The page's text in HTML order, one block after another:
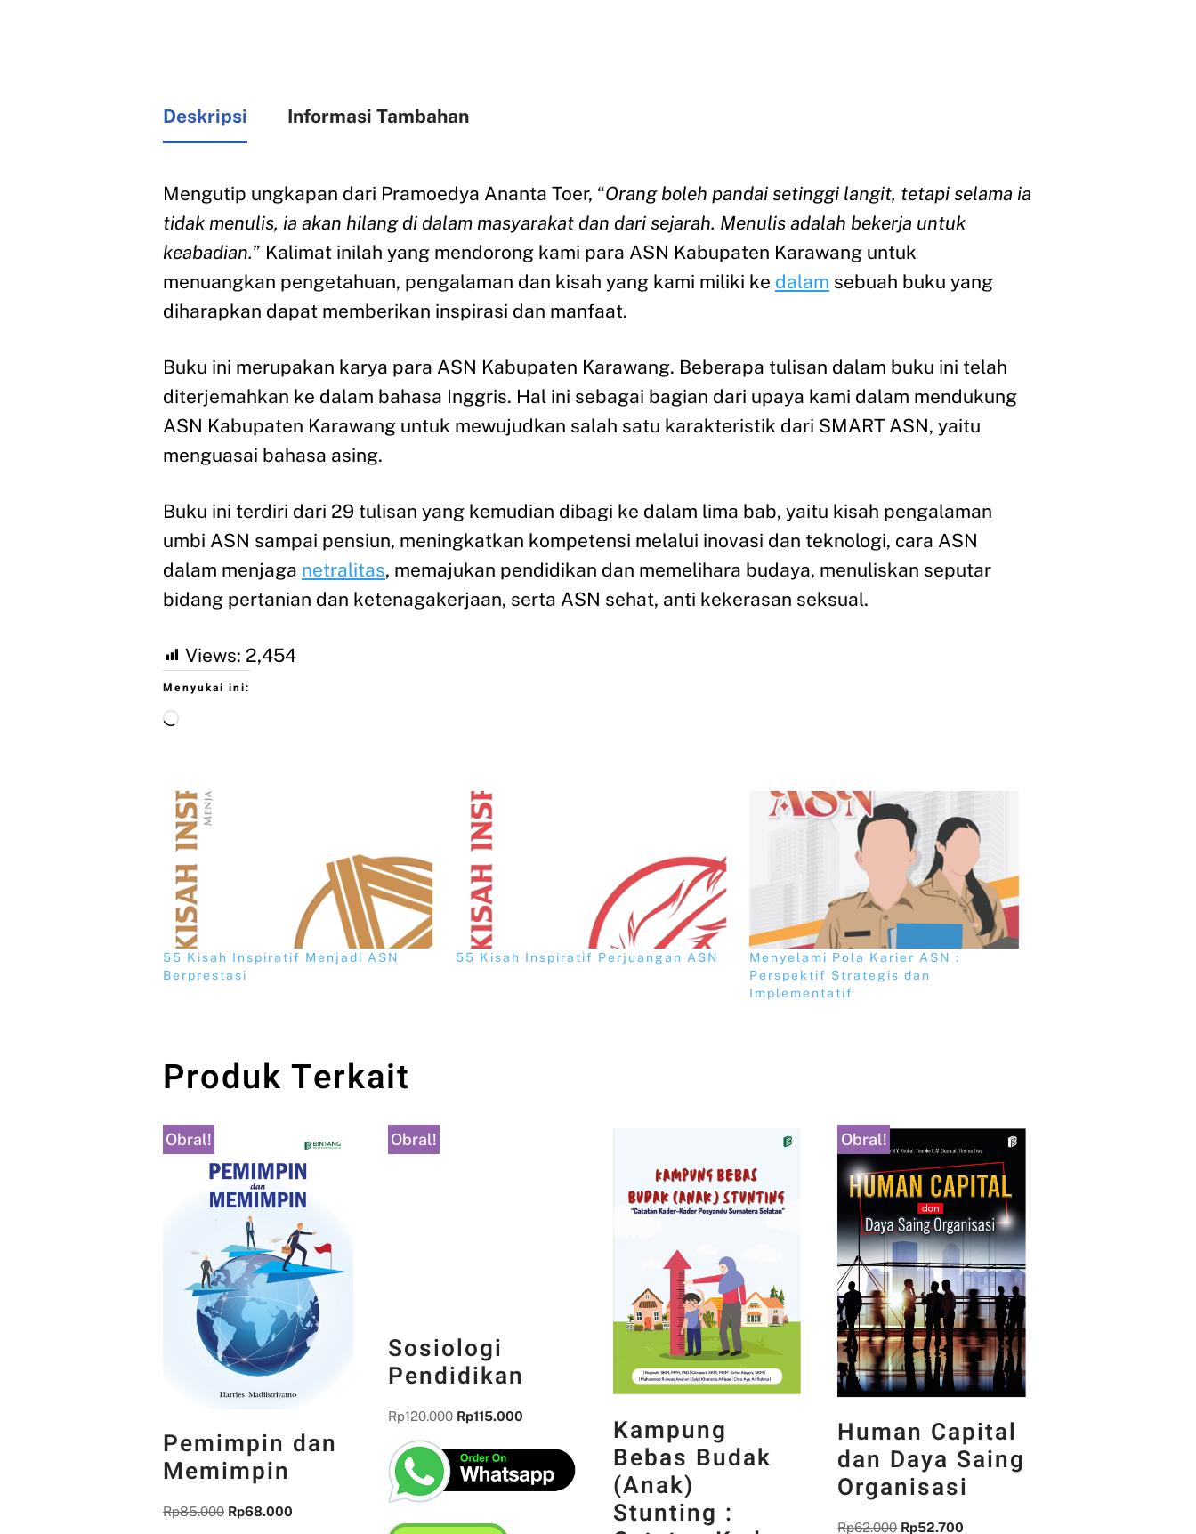
Deskripsi Informasi Tambahan
Mengutip ungkapan dari Pramoedya Ananta Toer, “Orang boleh pandai setinggi langit, tetapi selama ia
tidak menulis, ia akan hilang di dalam masyarakat dan dari sejarah. Menulis adalah bekerja untuk
keabadian.” Kalimat inilah yang mendorong kami para ASN Kabupaten Karawang untuk
menuangkan pengetahuan, pengalaman dan kisah yang kami miliki ke dalam sebuah buku yang
diharapkan dapat memberikan inspirasi dan manfaat.
Buku ini merupakan karya para ASN Kabupaten Karawang. Beberapa tulisan dalam buku ini telah
diterjemahkan ke dalam bahasa Inggris. Hal ini sebagai bagian dari upaya kami dalam mendukung
ASN Kabupaten Karawang untuk mewujudkan salah satu karakteristik dari SMART ASN, yaitu
menguasai bahasa asing.
Buku ini terdiri dari 29 tulisan yang kemudian dibagi ke dalam lima bab, yaitu kisah pengalaman
umbi ASN sampai pensiun, meningkatkan kompetensi melalui inovasi dan teknologi, cara ASN
dalam menjaga netralitas, memajukan pendidikan dan memelihara budaya, menuliskan seputar
bidang pertanian dan ketenagakerjaan, serta ASN sehat, anti kekerasan seksual.
Views: 2,454
Menyukai ini:
55 Kisah Inspiratif Menjadi ASN
Berprestasi
55 Kisah Inspiratif Perjuangan ASN
Menyelami Pola Karier ASN :
Perspektif Strategis dan
Implementatif
Produk Terkait
Obral!
Pemimpin dan
Memimpin
Rp85.000 Rp68.000
Obral!
Sosiologi
Pendidikan
Rp120.000 Rp115.000 Kampung
Bebas Budak
(Anak)
Stunting :
Obral!
Human Capital
dan Daya Saing
Organisasi
Rp62.000 Rp52.700